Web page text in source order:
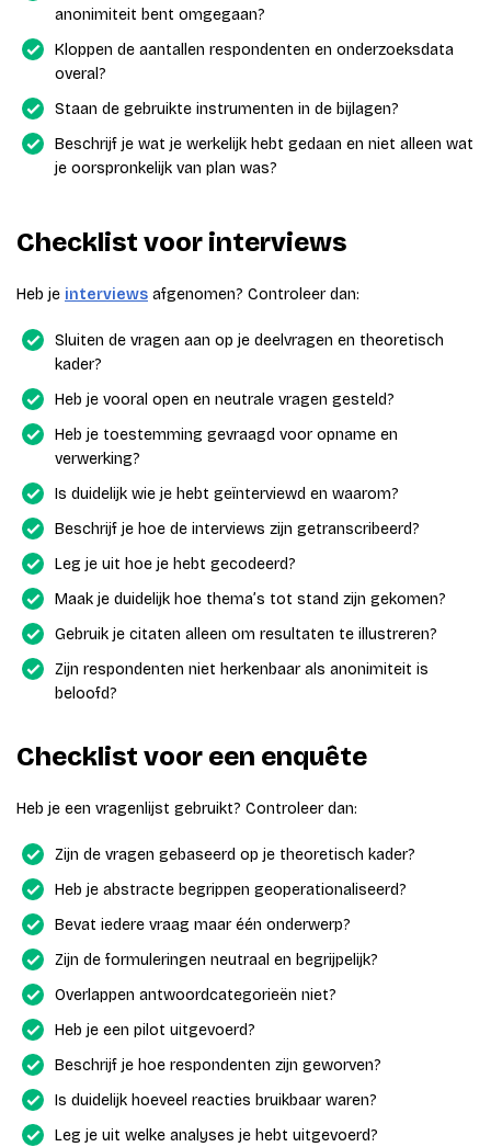
anonimiteit bent omgegaan?
Kloppen de aantallen respondenten en onderzoeksdata
overal?
Staan de gebruikte instrumenten in de bijlagen?
Beschrijf je wat je werkelijk hebt gedaan en niet alleen wat
je oorspronkelijk van plan was?
Checklist voor interviews
Heb je interviews afgenomen? Controleer dan:
Sluiten de vragen aan op je deelvragen en theoretisch
kader?
Heb je vooral open en neutrale vragen gesteld?
Heb je toestemming gevraagd voor opname en
verwerking?
Is duidelijk wie je hebt geïnterviewd en waarom?
Beschrijf je hoe de interviews zijn getranscribeerd?
Leg je uit hoe je hebt gecodeerd?
Maak je duidelijk hoe thema’s tot stand zijn gekomen?
Gebruik je citaten alleen om resultaten te illustreren?
Zijn respondenten niet herkenbaar als anonimiteit is
beloofd?
Checklist voor een enquête
Heb je een vragenlijst gebruikt? Controleer dan:
Zijn de vragen gebaseerd op je theoretisch kader?
Heb je abstracte begrippen geoperationaliseerd?
Bevat iedere vraag maar één onderwerp?
Zijn de formuleringen neutraal en begrijpelijk?
Overlappen antwoordcategorieën niet?
Heb je een pilot uitgevoerd?
Beschrijf je hoe respondenten zijn geworven?
Is duidelijk hoeveel reacties bruikbaar waren?
Leg je uit welke analyses je hebt uitgevoerd?